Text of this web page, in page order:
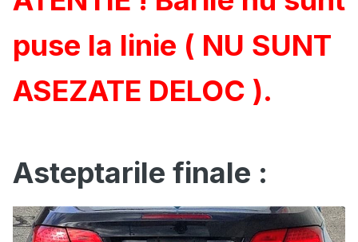
puse la linie ( NU SUNT
ASEZATE DELOC ).
Asteptarile finale :